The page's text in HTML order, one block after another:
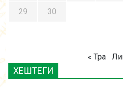
29 30
« Тра
ХЕШТЕГИ